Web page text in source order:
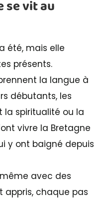
se vit au
été, mais elle
présents.
la langue à
débutants, les
la spiritualité ou la
vivre la Bretagne
y ont baigné depuis
avec des
appris, chaque pas